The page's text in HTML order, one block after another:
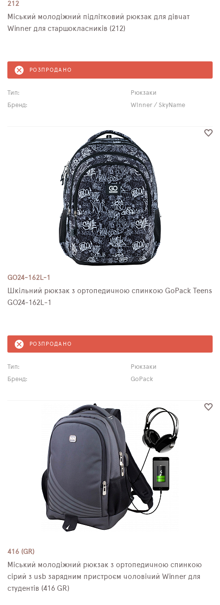
212
Міський молодіжний підлітковий рюкзак для дівчат
Winner для старшокласників (212)
РОЗПРОДАНО
Тип:
Рюкзаки
Бренд:
Winner / SkyName
GO24-162L-1
Шкільний рюкзак з ортопедичною спинкою GoPack Teens
GO24-162L-1
РОЗПРОДАНО
Тип:
Рюкзаки
Бренд:
GoPack
416 (GR)
Міський молодіжний рюкзак з ортопедичною спинкою
сірий з usb зарядним пристроєм чоловічий Winner для
студентів (416 GR)